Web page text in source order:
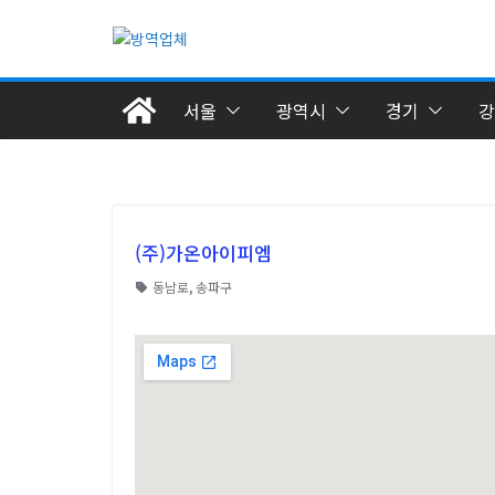
서울 광역시 경기
(주)가온아이피엠
동남로,송파구